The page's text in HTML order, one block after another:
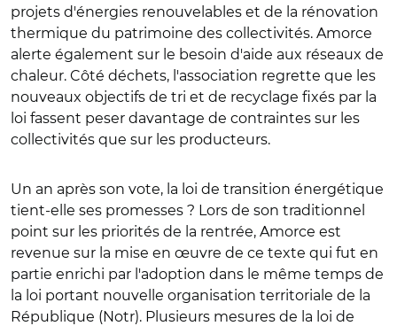
projets d'énergies renouvelables et de la rénovation
thermique du patrimoine des collectivités. Amorce
alerte également sur le besoin d'aide aux réseaux de
chaleur. Côté déchets, l'association regrette que les
nouveaux objectifs de tri et de recyclage fixés par la
loi fassent peser davantage de contraintes sur les
collectivités que sur les producteurs.
Un an après son vote, la loi de transition énergétique
tient-elle ses promesses ? Lors de son traditionnel
point sur les priorités de la rentrée, Amorce est
revenue sur la mise en œuvre de ce texte qui fut en
partie enrichi par l'adoption dans le même temps de
la loi portant nouvelle organisation territoriale de la
République (Notr). Plusieurs mesures de la loi de